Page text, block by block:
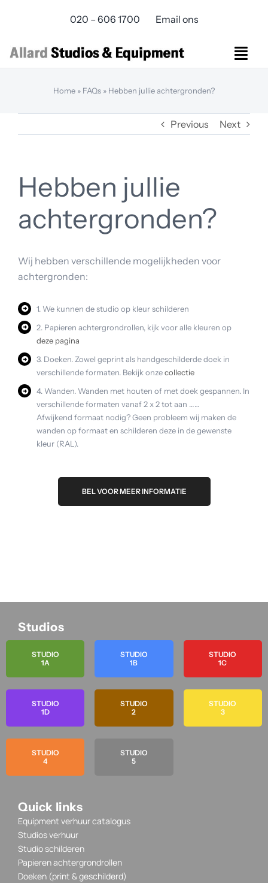
020 – 606 1700 Email ons
Studios Rental
Bereikbaarheid
Contact
Home » FAQs » Hebben jullie achtergronden?
Previous Next
Hebben jullie
achtergronden?
Wij hebben verschillende mogelijkheden voor
achtergronden:
1. We kunnen de studio op kleur schilderen
2. Papieren achtergrondrollen, kijk voor alle kleuren op
deze pagina
3. Doeken. Zowel geprint als handgeschilderde doek in
verschillende formaten. Bekijk onzecollectie
4. Wanden. Wanden met houten of met doek gespannen. In
verschillende formaten vanaf 2 x 2 tot aan ……
Afwijkend formaat nodig? Geen probleem wij maken de
wanden op formaat en schilderen deze in de gewenste
kleur (RAL).
BEL VOOR MEER INFORMATIE
Studios
STUDIO
1A
STUDIO
1D
STUDIO
4
STUDIO
1B
STUDIO
2
STUDIO
5
STUDIO
1C
STUDIO
3
Quick links
Equipment verhuur catalogus
Studios verhuur
Studio schilderen
Papieren achtergrondrollen
Doeken (print & geschilderd)